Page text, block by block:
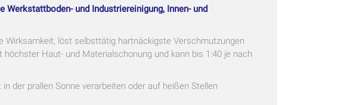
und Industriereinigung, Innen- und
löst selbsttätig hartnäckigste Verschmutzungen
Haut- und Materialschonung und kann bis 1:40 je nach
der prallen Sonne verarbeiten oder auf heißen Stellen